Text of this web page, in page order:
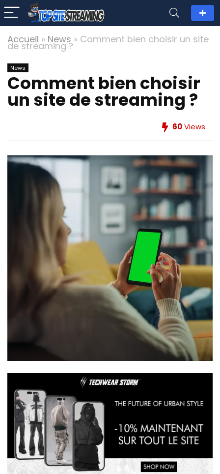
Accueil » News » Comment bien choisir un site
de streaming ?
News
Comment bien choisir
un site de streaming ?
60Views